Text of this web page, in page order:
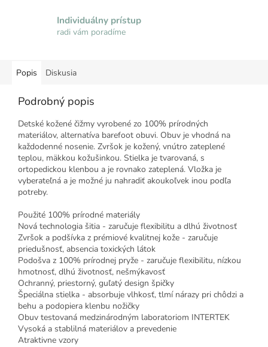
Individuálny prístup
radi vám poradíme
Popis Diskusia
Podrobný popis
Detské kožené čižmy vyrobené zo 100% prírodných
materiálov, alternatíva barefoot obuvi. Obuv je vhodná na
každodenné nosenie. Zvršok je kožený, vnútro zateplené
teplou, mäkkou kožušinkou. Stielka je tvarovaná, s
ortopedickou klenbou a je rovnako zateplená. Vložka je
vyberateľná a je možné ju nahradiť akoukoľvek inou podľa
potreby.
Použité 100% prírodné materiály
Nová technologia šitia - zaručuje flexibilitu a dlhú životnosť
Zvršok a podšívka z prémiové kvalitnej kože - zaručuje
priedušnosť, absencia toxických látok
Podošva z 100% prírodnej pryže - zaručuje flexibilitu, nízkou
hmotnosť, dlhú životnosť, nešmýkavosť
Ochranný, priestorný, guľatý design špičky
Špeciálna stielka - absorbuje vlhkosť, tlmí nárazy pri chôdzi a
behu a podopiera klenbu nožičky
Obuv testovaná medzinárodným laboratoriom INTERTEK
Vysoká a stablilná materiálov a prevedenie
Atraktivne vzory